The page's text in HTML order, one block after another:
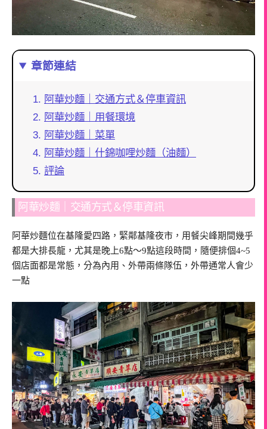
章節連結
阿華炒麵｜交通方式＆停車資訊
阿華炒麵｜用餐環境
阿華炒麵｜菜單
阿華炒麵｜什錦咖哩炒麵（油麵）
評論
阿華炒麵｜交通方式＆停車資訊
阿華炒麵位在基隆愛四路，緊鄰基隆夜市，用餐尖峰期間幾乎
都是大排長龍，尤其是晚上6點～9點這段時間，隨便排個4~5
個店面都是常態，分為內用、外帶兩條隊伍，外帶通常人會少
一點